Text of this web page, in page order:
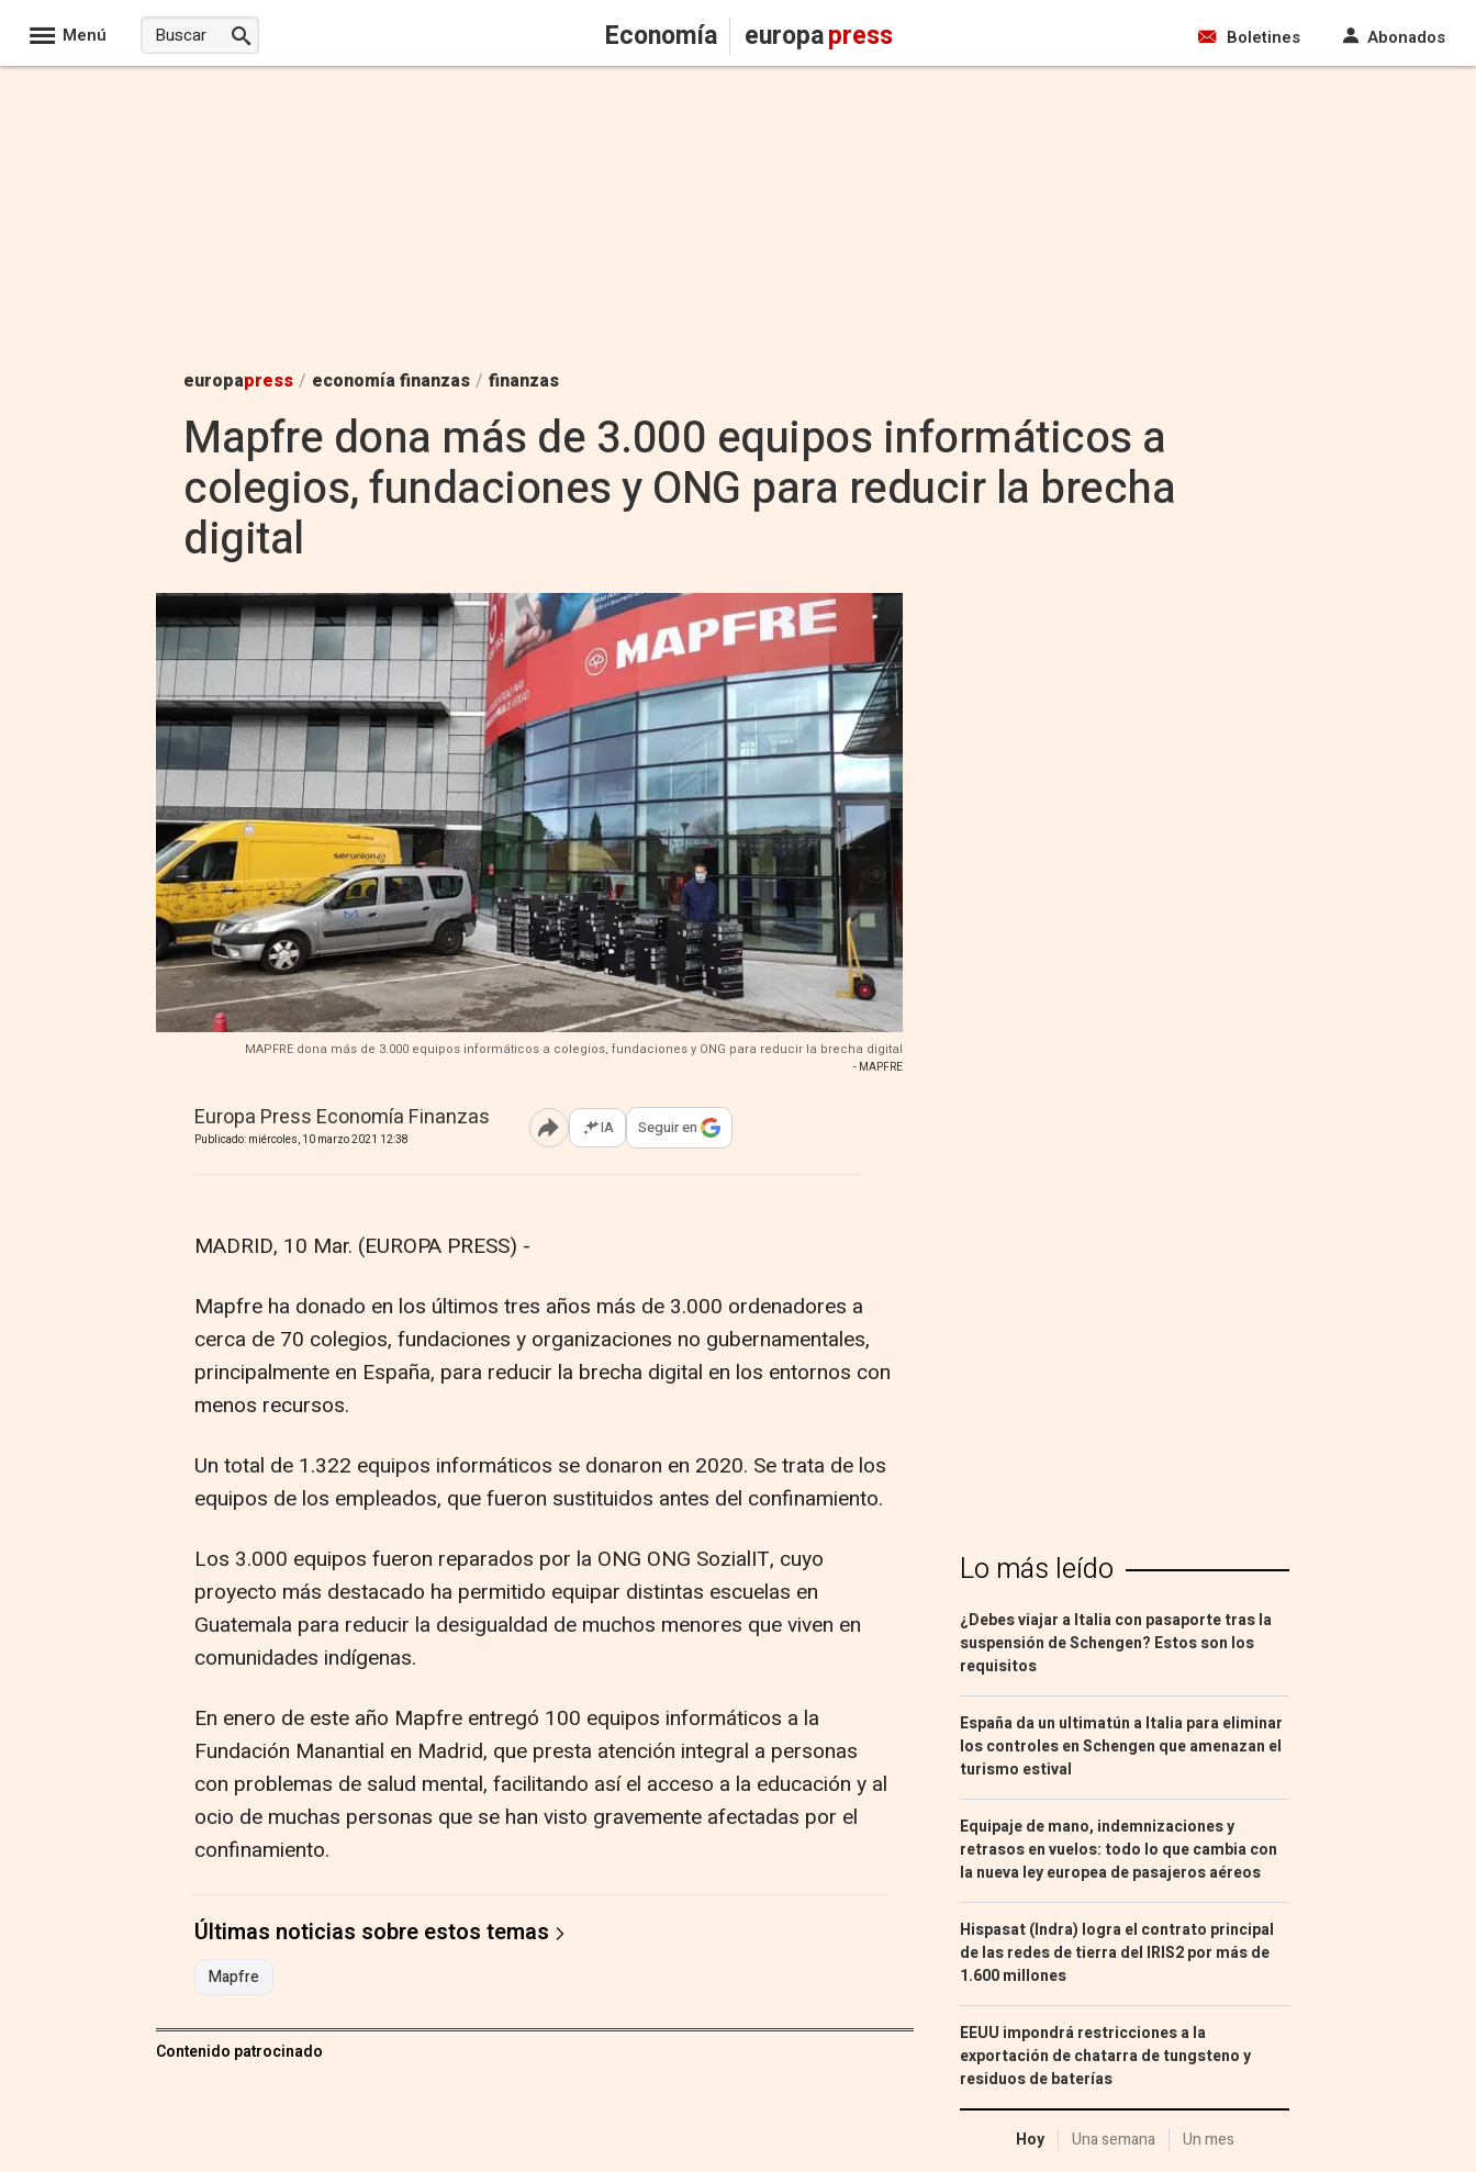
Menú Economía europapress Boletines Abonados
europapress / economía finanzas / finanzas
Mapfre dona más de 3.000 equipos informáticos a
colegios, fundaciones y ONG para reducir la brecha
digital
MAPFRE dona más de 3.000 equipos informáticos a colegios, fundaciones y ONG para reducir la brecha digital
- MAPFRE
Europa Press Economía Finanzas
Publicado: miércoles, 10 marzo 2021 12:38 Abrir opciones para compartir
IA Seguir en
MADRID, 10 Mar. (EUROPA PRESS) -
Mapfre ha donado en los últimos tres años más de 3.000 ordenadores a
cerca de 70 colegios, fundaciones y organizaciones no gubernamentales,
principalmente en España, para reducir la brecha digital en los entornos con
menos recursos.
Un total de 1.322 equipos informáticos se donaron en 2020. Se trata de los
equipos de los empleados, que fueron sustituidos antes del confinamiento.
Los 3.000 equipos fueron reparados por la ONG ONG SozialIT, cuyo
proyecto más destacado ha permitido equipar distintas escuelas en
Guatemala para reducir la desigualdad de muchos menores que viven en
comunidades indígenas.
En enero de este año Mapfre entregó 100 equipos informáticos a la
Fundación Manantial en Madrid, que presta atención integral a personas
con problemas de salud mental, facilitando así el acceso a la educación y al
ocio de muchas personas que se han visto gravemente afectadas por el
confinamiento.
Últimas noticias sobre estos temas
Mapfre
Contenido patrocinado
Lo más leído
¿Debes viajar a Italia con pasaporte tras la
suspensión de Schengen? Estos son los
requisitos
España da un ultimatún a Italia para eliminar
los controles en Schengen que amenazan el
turismo estival
Equipaje de mano, indemnizaciones y
retrasos en vuelos: todo lo que cambia con
la nueva ley europea de pasajeros aéreos
Hispasat (Indra) logra el contrato principal
de las redes de tierra del IRIS2 por más de
1.600 millones
EEUU impondrá restricciones a la
exportación de chatarra de tungsteno y
residuos de baterías
Hoy Una semana Un mes